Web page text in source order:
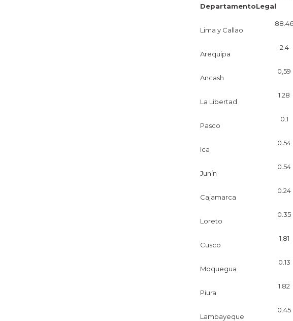
DepartamentoLegal
Lima y Callao
88.46
Arequipa
2.4
Ancash
0,59
La Libertad
1.28
Pasco
0.1
Ica
0.54
Junín
0.54
Cajamarca
0.24
Loreto
0.35
Cusco
1.81
Moquegua
0.13
Piura
1.82
Lambayeque
0.45